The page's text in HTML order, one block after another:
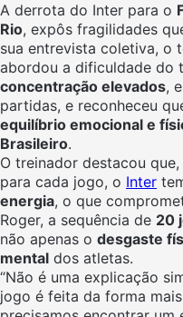
A derrota do Inter para o
Rio, expôs fragilidades
sua entrevista coletiva, o
abordou a dificuldade do
concentração elevados,
partidas, e reconheceu
equilíbrio emocional e
Brasileiro.
O treinador destacou que,
para cada jogo, o Inter
energia, o que
Roger, a sequência de 20
não apenas o desgaste
mental dos atletas.
“Não é uma explicação
jogo é feita da forma